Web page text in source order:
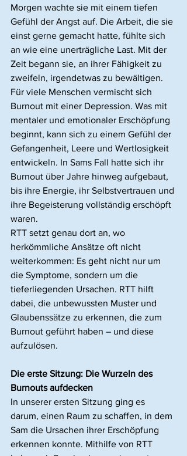
Morgen wachte sie mit einem tiefen
Gefühl der Angst auf. Die Arbeit, die sie
einst gerne gemacht hatte, fühlte sich
an wie eine unerträgliche Last. Mit der
Zeit begann sie, an ihrer Fähigkeit zu
zweifeln, irgendetwas zu bewältigen.
Für viele Menschen vermischt sich
Burnout mit einer Depression. Was mit
mentaler und emotionaler Erschöpfung
beginnt, kann sich zu einem Gefühl der
Gefangenheit, Leere und Wertlosigkeit
entwickeln. In Sams Fall hatte sich ihr
Burnout über Jahre hinweg aufgebaut,
bis ihre Energie, ihr Selbstvertrauen und
ihre Begeisterung vollständig erschöpft
waren.
RTT setzt genau dort an, wo
herkömmliche Ansätze oft nicht
weiterkommen: Es geht nicht nur um
die Symptome, sondern um die
tieferliegenden Ursachen. RTT hilft
dabei, die unbewussten Muster und
Glaubenssätze zu erkennen, die zum
Burnout geführt haben – und diese
aufzulösen.
Die erste Sitzung: Die Wurzeln des
Burnouts aufdecken
In unserer ersten Sitzung ging es
darum, einen Raum zu schaffen, in dem
Sam die Ursachen ihrer Erschöpfung
erkennen konnte. Mithilfe von RTT